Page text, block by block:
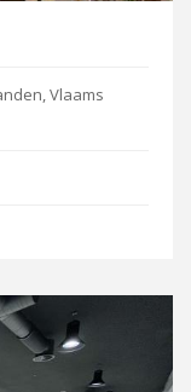
Vlaams